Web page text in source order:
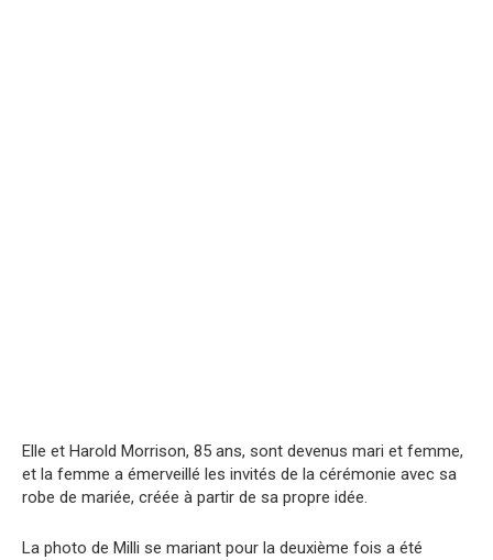
Elle et Harold Morrison, 85 ans, sont devenus mari et femme,
et la femme a émerveillé les invités de la cérémonie avec sa
robe de mariée, créée à partir de sa propre idée.
La photo de Milli se mariant pour la deuxième fois a été